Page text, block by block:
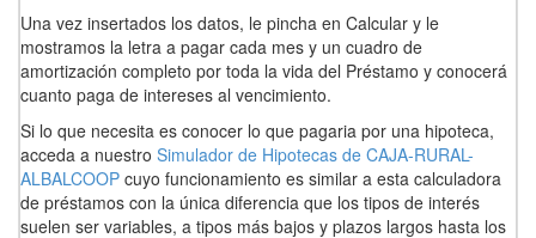
Una vez insertados los datos, le pincha en Calcular y le
mostramos la letra a pagar cada mes y un cuadro de
amortización completo por toda la vida del Préstamo y conocerá
cuanto paga de intereses al vencimiento.
Si lo que necesita es conocer lo que pagaria por una hipoteca,
acceda a nuestro Simulador de Hipotecas de CAJA-RURAL-
ALBALCOOP cuyo funcionamiento es similar a esta calculadora
de préstamos con la única diferencia que los tipos de interés
suelen ser variables, a tipos más bajos y plazos largos hasta los